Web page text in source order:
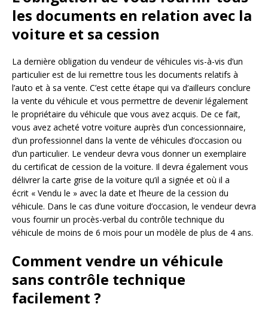
les documents en relation avec la
voiture et sa cession
La dernière obligation du vendeur de véhicules vis-à-vis d’un
particulier est de lui remettre tous les documents relatifs à
l’auto et à sa vente. C’est cette étape qui va d’ailleurs conclure
la vente du véhicule et vous permettre de devenir légalement
le propriétaire du véhicule que vous avez acquis. De ce fait,
vous avez acheté votre voiture auprès d’un concessionnaire,
d’un professionnel dans la vente de véhicules d’occasion ou
d’un particulier. Le vendeur devra vous donner un exemplaire
du certificat de cession de la voiture. Il devra également vous
délivrer la carte grise de la voiture qu’il a signée et où il a
écrit « Vendu le » avec la date et l’heure de la cession du
véhicule. Dans le cas d’une voiture d’occasion, le vendeur devra
vous fournir un procès-verbal du contrôle technique du
véhicule de moins de 6 mois pour un modèle de plus de 4 ans.
Comment vendre un véhicule
sans contrôle technique
facilement ?